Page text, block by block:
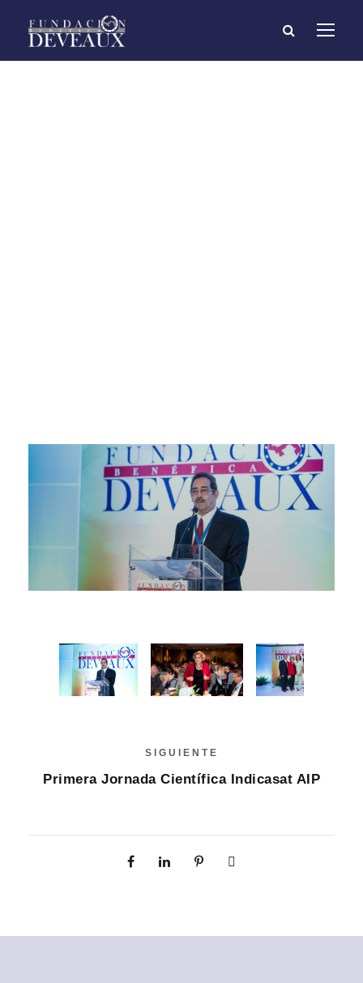
SIGUIENTE
Primera Jornada Científica Indicasat AIP